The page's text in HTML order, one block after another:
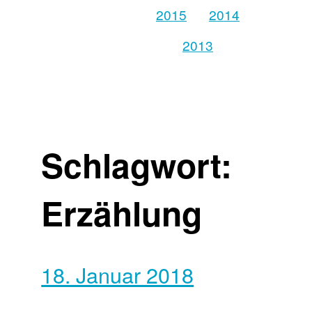
2015
2014
2013
Schlagwort:
Erzählung
18. Januar 2018